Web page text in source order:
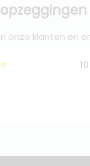
onze klanten en
10